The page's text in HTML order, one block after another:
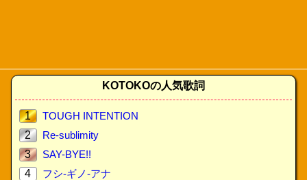
KOTOKOの人気歌詞
1
TOUGH INTENTION
2
Re-sublimity
3
SAY-BYE!!
4
フシ-ギノ-アナ